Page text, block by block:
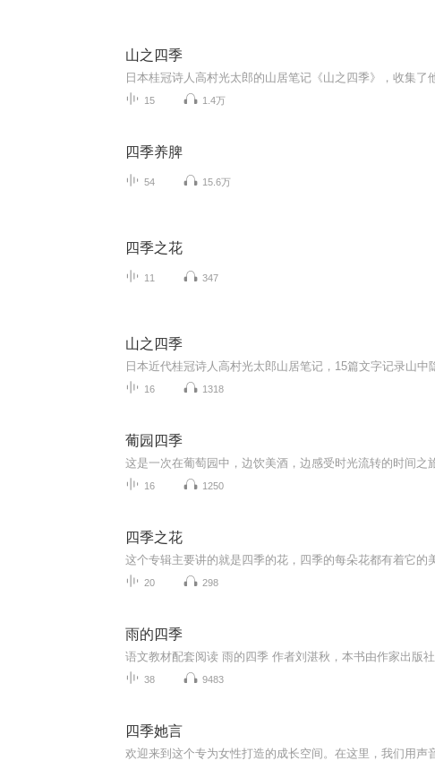
山之四季
15 1.4万
四季养脾
54 15.6万
四季之花
11 347
山之四季
16 1318
葡园四季
16 1250
四季之花
20 298
雨的四季
38 9483
四季她言